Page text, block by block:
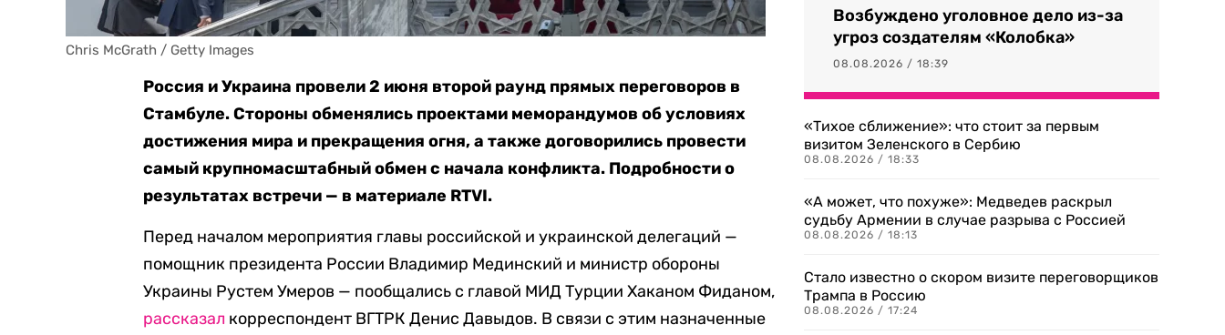
Chris McGrath / Getty Images
Россия и Украина провели 2 июня второй раунд прямых переговоров в
Стамбуле. Стороны обменялись проектами меморандумов об условиях
достижения мира и прекращения огня, а также договорились провести
самый крупномасштабный обмен с начала конфликта. Подробности о
результатах встречи — в материале RTVI.
Перед началом мероприятия главы российской и украинской делегаций —
помощник президента России Владимир Мединский и министр обороны
Украины Рустем Умеров — пообщались с главой МИД Турции Хаканом Фиданом,
рассказал корреспондент ВГТРК Денис Давыдов. В связи с этим назначенные
Возбуждено уголовное дело из-за
угроз создателям «Колобка»
08.08.2026 / 18:39
«Тихое сближение»: что стоит за первым
визитом Зеленского в Сербию
08.08.2026 / 18:33
«А может, что похуже»: Медведев раскрыл
судьбу Армении в случае разрыва с Россией
08.08.2026 / 18:13
Стало известно о скором визите переговорщиков
Трампа в Россию
08.08.2026 / 17:24